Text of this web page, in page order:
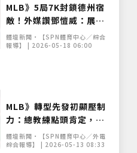
MLB》5局7K封鎖德州宿
敵！外媒讚鄧愷威：展現
大聯盟先發輪值高心理素
質
體壇新聞•【SPN體育中心／綜合
報導】 | 2026-05-18 06:00
MLB》轉型先發初顯壓制
力：總教練點頭肯定，球
迷期盼鄧愷威「連三拉
三」
體壇新聞•【SPN體育中心／外電
綜合報導】 | 2026-05-13 08:33